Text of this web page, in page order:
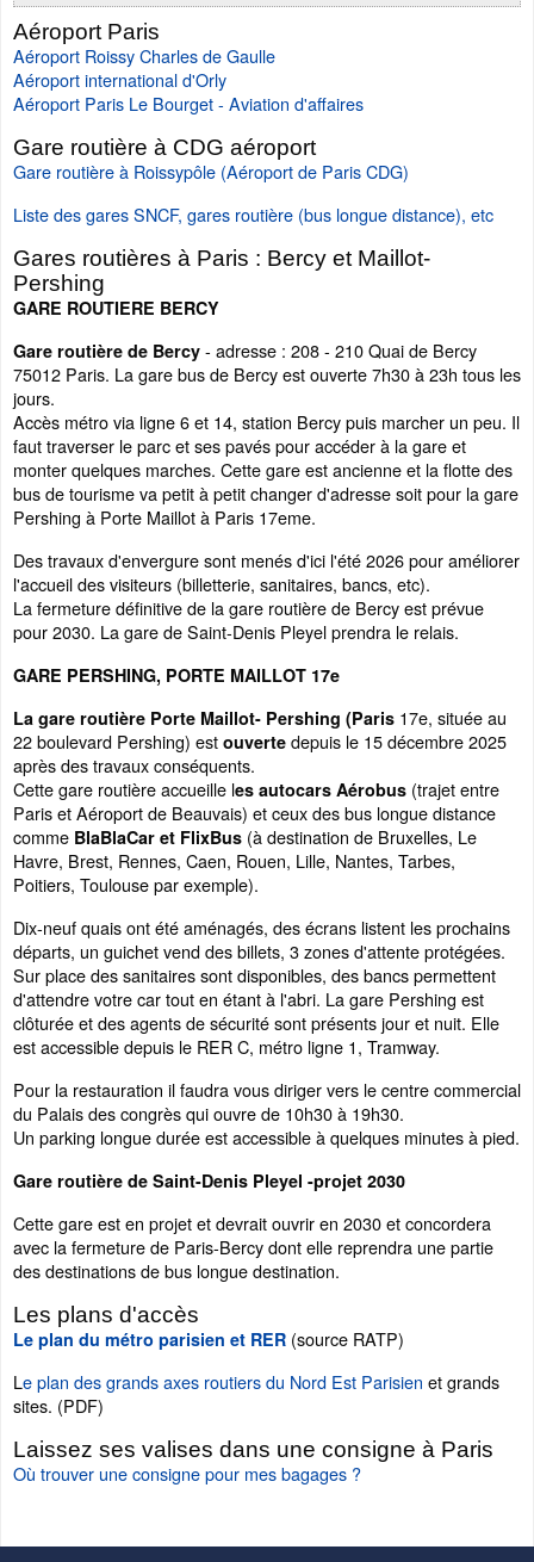
Aéroport Paris
Aéroport Roissy Charles de Gaulle
Aéroport international d'Orly
Aéroport Paris Le Bourget - Aviation d'affaires
Gare routière à CDG aéroport
Gare routière à Roissypôle (Aéroport de Paris CDG)
Liste des gares SNCF, gares routière (bus longue distance), etc
Gares routières à Paris : Bercy et Maillot-
Pershing
GARE ROUTIERE BERCY
Gare routière de Bercy - adresse : 208 - 210 Quai de Bercy
75012 Paris. La gare bus de Bercy est ouverte 7h30 à 23h tous les
jours.
Accès métro via ligne 6 et 14, station Bercy puis marcher un peu. Il
faut traverser le parc et ses pavés pour accéder à la gare et
monter quelques marches. Cette gare est ancienne et la flotte des
bus de tourisme va petit à petit changer d'adresse soit pour la gare
Pershing à Porte Maillot à Paris 17eme.
Des travaux d'envergure sont menés d'ici l'été 2026 pour améliorer
l'accueil des visiteurs (billetterie, sanitaires, bancs, etc).
La fermeture définitive de la gare routière de Bercy est prévue
pour 2030. La gare de Saint-Denis Pleyel prendra le relais.
GARE PERSHING, PORTE MAILLOT 17e
La gare routière Porte Maillot- Pershing (Paris 17e, située au
22 boulevard Pershing) est ouverte depuis le 15 décembre 2025
après des travaux conséquents.
Cette gare routière accueille les autocars Aérobus (trajet entre
Paris et Aéroport de Beauvais) et ceux des bus longue distance
comme BlaBlaCar et FlixBus (à destination de Bruxelles, Le
Havre, Brest, Rennes, Caen, Rouen, Lille, Nantes, Tarbes,
Poitiers, Toulouse par exemple).
Dix-neuf quais ont été aménagés, des écrans listent les prochains
départs, un guichet vend des billets, 3 zones d'attente protégées.
Sur place des sanitaires sont disponibles, des bancs permettent
d'attendre votre car tout en étant à l'abri. La gare Pershing est
clôturée et des agents de sécurité sont présents jour et nuit. Elle
est accessible depuis le RER C, métro ligne 1, Tramway.
Pour la restauration il faudra vous diriger vers le centre commercial
du Palais des congrès qui ouvre de 10h30 à 19h30.
Un parking longue durée est accessible à quelques minutes à pied.
Gare routière de Saint-Denis Pleyel -projet 2030
Cette gare est en projet et devrait ouvrir en 2030 et concordera
avec la fermeture de Paris-Bercy dont elle reprendra une partie
des destinations de bus longue destination.
Les plans d'accès
Le plan du métro parisien et RER (source RATP)
Le plan des grands axes routiers du Nord Est Parisien et grands
sites. (PDF)
Laissez ses valises dans une consigne à Paris
Où trouver une consigne pour mes bagages ?